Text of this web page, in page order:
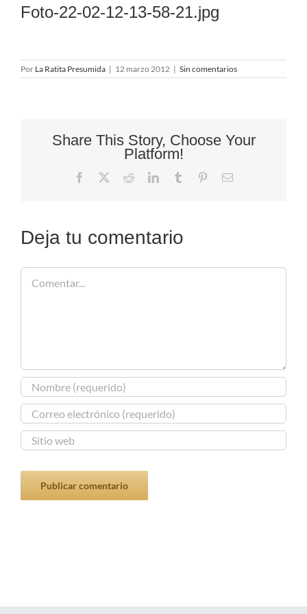
Foto-22-02-12-13-58-21.jpg
Por La Ratita Presumida | 12 marzo 2012 | Sin comentarios
Share This Story, Choose Your
Platform!
Facebook RedditLinkedInTumblr PinterestCorreo
Deja tu comentario
Comentar